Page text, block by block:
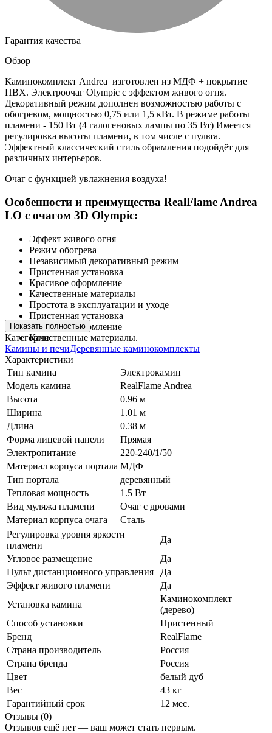
Гарантия качества
Обзор
Каминокомплект Andrea изготовлен из МДФ + покрытие
ПВХ. Электроочаг Olympic с эффектом живого огня.
Декоративный режим дополнен возможностью работы с
обогревом, мощностью 0,75 или 1,5 кВт. В режиме работы
пламени - 150 Вт (4 галогеновых лампы по 35 Вт) Имеется
регулировка высоты пламени, в том числе с пульта.
Эффектный классический стиль обрамления подойдёт для
различных интерьеров.
Очаг с функцией увлажнения воздуха!
Особенности и преимущества RealFlame Andrea
LO с очагом 3D Olympic:
Эффект живого огня
Режим обогрева
Независимый декоративный режим
Пристенная установка
Красивое оформление
Качественные материалы
Простота в эксплуатации и уходе
Пристенная установка
Красивое оформление
Качественные материалы.
Показать полностью
Категории:
Камины и печиДеревянные каминокомплекты
Характеристики
Тип камина
Электрокамин
Модель камина
RealFlame Andrea
Высота
0.96 м
Ширина
1.01 м
Длина
0.38 м
Форма лицевой панели
Прямая
Электропитание
220-240/1/50
Материал корпуса портала МДФ
Тип портала
деревянный
Тепловая мощность
1.5 Вт
Вид муляжа пламени
Очаг с дровами
Материал корпуса очага
Сталь
Регулировка уровня яркости
пламени
Да
Угловое размещение
Да
Пульт дистанционного управления
Да
Эффект живого пламени
Да
Установка камина
Каминокомплект
(дерево)
Способ установки
Пристенный
Бренд
RealFlame
Страна производитель
Россия
Страна бренда
Россия
Цвет
белый дуб
Вес
43 кг
Гарантийный срок
12 мес.
Отзывы (0)
Отзывов ещё нет — ваш может стать первым.